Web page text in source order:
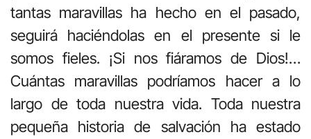
tantas maravillas ha hecho en el pasado,
seguirá haciéndolas en el presente si le
somos fieles. ¡Si nos fiáramos de Dios!…
Cuántas maravillas podríamos hacer a lo
largo de toda nuestra vida. Toda nuestra
pequeña historia de salvación ha estado